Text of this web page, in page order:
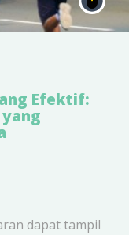
Efektif:
dapat tampil